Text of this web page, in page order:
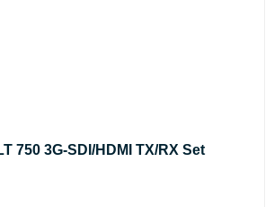
750 3G-SDI/HDMI TX/RX Set